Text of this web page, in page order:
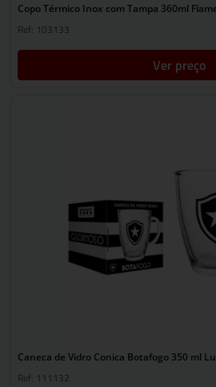
Copo Térmico Inox com Tampa 360ml
Ref: 103133
Ver preço
Caneca de Vidro Conica Botafogo 350 ml
Ref: 111132